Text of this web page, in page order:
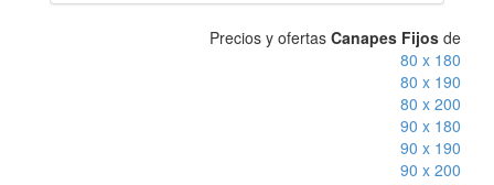
Precios y ofertas Canapes Fijos de
80 x 180
80 x 190
80 x 200
90 x 180
90 x 190
90 x 200